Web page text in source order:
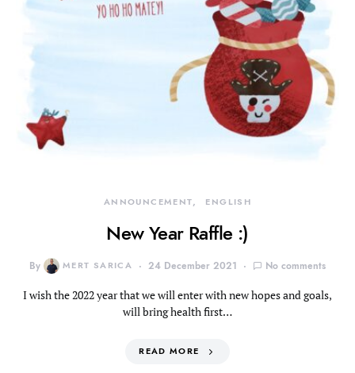
ANNOUNCEMENT ENGLISH
New Year Raffle :)
By MERT SARICA 24 December 2021 No comments
I wish the 2022 year that we will enter with new hopes and goals,
will bring health first…
READ MORE